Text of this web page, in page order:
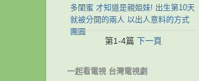
多閨蜜 才知道是親姐妹! 出生第10天
就被分開的兩人 以出人意料的方式
團圓
第1-4篇 下一頁
一起看電視 台灣電視劇